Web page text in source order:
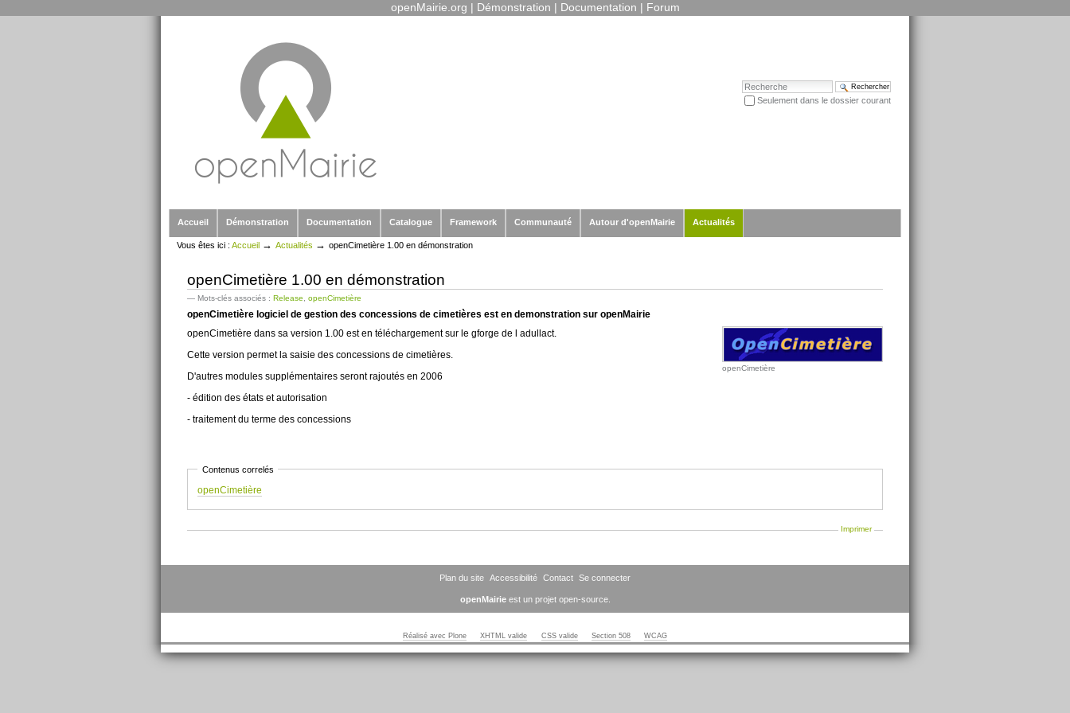
openMairie.org | Démonstration | Documentation | Forum
Chercher par
Seulement dans le dossier courant
Accueil
Démonstration Documentation Catalogue Framework Communauté Autour d'openMairie Actualités
Vous êtes ici : Accueil → Actualités → openCimetière 1.00 en démonstration
openCimetière 1.00 en démonstration
— Mots-clés associés : Release,openCimetière
openCimetière logiciel de gestion des concessions de cimetières est en demonstration sur openMairie
openCimetière
openCimetière dans sa version 1.00 est en téléchargement sur le gforge de l adullact.
Cette version permet la saisie des concessions de cimetières.
D'autres modules supplémentaires seront rajoutés en 2006
- édition des états et autorisation
- traitement du terme des concessions
Contenus correlés
openCimetière
document
Imprimer
Plan du site Accessibilité Contact Se connecter
openMairieest un projet open-source.
Réalisé avec Plone XHTML valide CSS valide Section 508 WCAG